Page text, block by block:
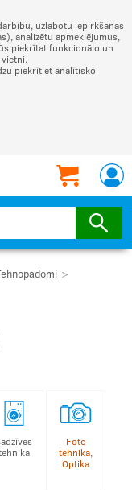
uzlabotu iepirkšanās
analizētu apmeklējumus,
piekrītat funkcionālo un
piekrītiet analītisko
Foto
tehnika,
Optika